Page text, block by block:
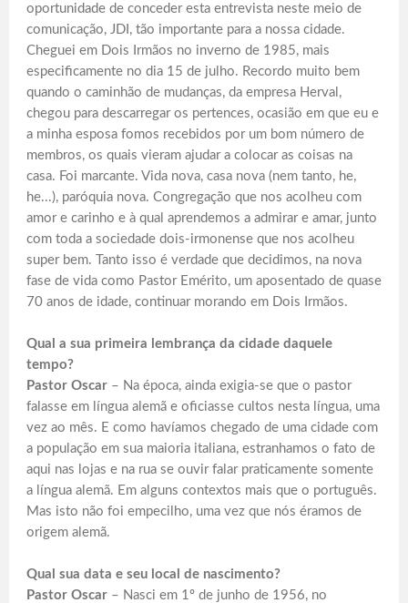
oportunidade de conceder esta entrevista neste meio de
comunicação, JDI, tão importante para a nossa cidade.
Cheguei em Dois Irmãos no inverno de 1985, mais
especificamente no dia 15 de julho. Recordo muito bem
quando o caminhão de mudanças, da empresa Herval,
chegou para descarregar os pertences, ocasião em que eu e
a minha esposa fomos recebidos por um bom número de
membros, os quais vieram ajudar a colocar as coisas na
casa. Foi marcante. Vida nova, casa nova (nem tanto, he,
he...), paróquia nova. Congregação que nos acolheu com
amor e carinho e à qual aprendemos a admirar e amar, junto
com toda a sociedade dois-irmonense que nos acolheu
super bem. Tanto isso é verdade que decidimos, na nova
fase de vida como Pastor Emérito, um aposentado de quase
70 anos de idade, continuar morando em Dois Irmãos.
Qual a sua primeira lembrança da cidade daquele
tempo?
Pastor Oscar – Na época, ainda exigia-se que o pastor
falasse em língua alemã e oficiasse cultos nesta língua, uma
vez ao mês. E como havíamos chegado de uma cidade com
a população em sua maioria italiana, estranhamos o fato de
aqui nas lojas e na rua se ouvir falar praticamente somente
a língua alemã. Em alguns contextos mais que o português.
Mas isto não foi empecilho, uma vez que nós éramos de
origem alemã.
Qual sua data e seu local de nascimento?
Pastor Oscar – Nasci em 1º de junho de 1956, no